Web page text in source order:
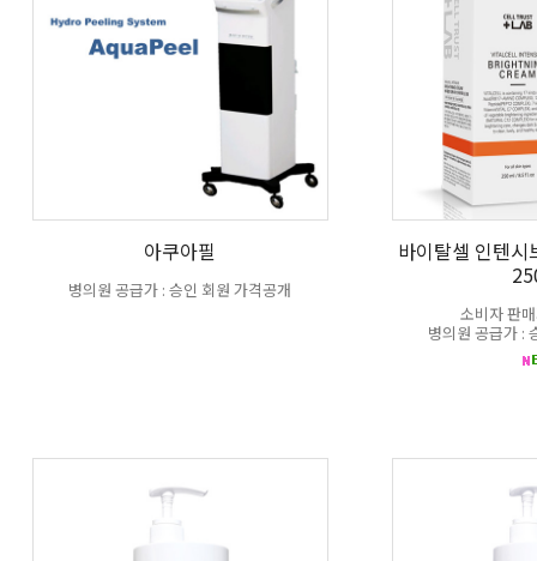
아쿠아필
병의원 공급가 : 승인 회원 가격공개
바이탈셀 인텐시
소비자 판
병의원 공급가 :